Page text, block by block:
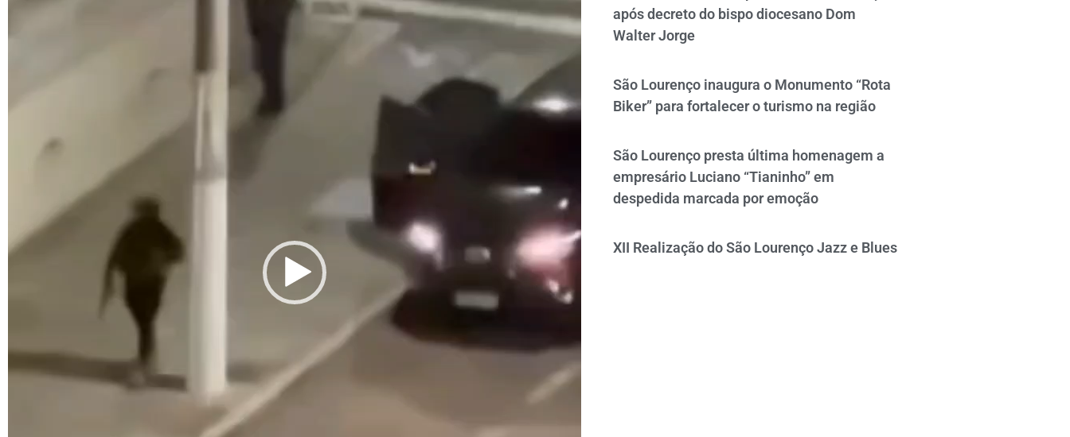
após decreto do bispo diocesano Dom
Walter Jorge
São Lourenço inaugura o Monumento “Rota
Biker” para fortalecer o turismo na região
São Lourenço presta última homenagem a
empresário Luciano “Tianinho” em
despedida marcada por emoção
XII Realização do São Lourenço Jazz e Blues